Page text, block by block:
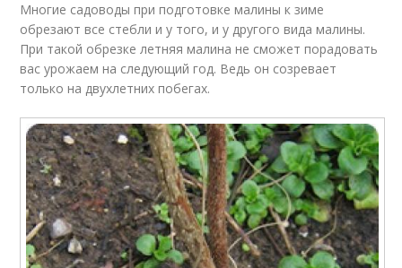
Многие садоводы при подготовке малины к зиме
обрезают все стебли и у того, и у другого вида малины.
При такой обрезке летняя малина не сможет порадовать
вас урожаем на следующий год. Ведь он созревает
только на двухлетних побегах.